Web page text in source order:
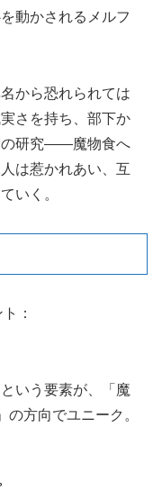
動かされるメルフ
から恐れられては
さを持ち、部下か
の研究――魔物食へ
は惹かれあい、互
いく。
：
いう要素が、「魔
方向でユニーク。